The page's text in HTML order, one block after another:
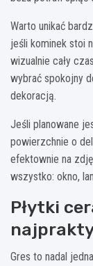
Warto unikać
jeśli kominek stoi
wizualnie cały
wybrać spokojny
dekoracją.
Jeśli planowane
powierzchnie o
efektownie na
wszystko: okno,
Płytki
Gres to nadal